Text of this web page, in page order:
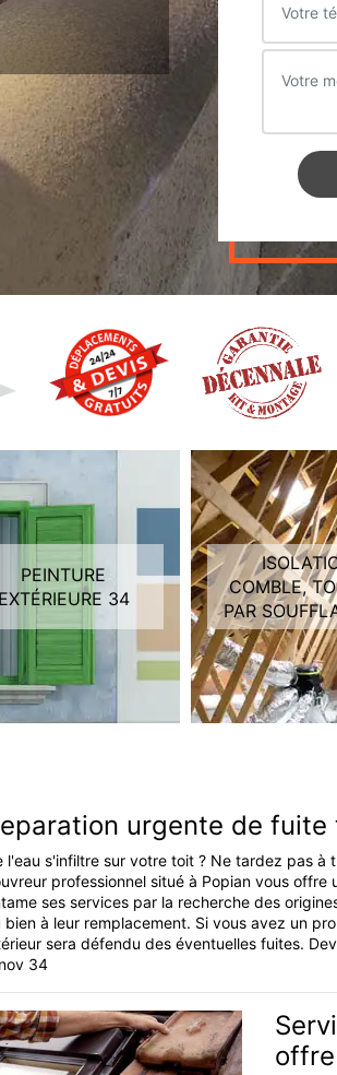
PEINTURE
EXTÉRIEURE 34
COMBLE,
PAR
urgente de
l'eau s'infiltre sur votre toit ? Ne tardez pas
professionnel situé à Popian vous
ses services par la recherche des
bien à leur remplacement. Si vous avez un
sera défendu des éventuelles fuites.
34